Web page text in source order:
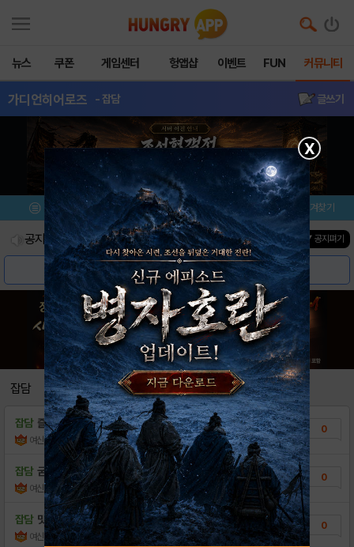
뉴스 쿠폰 게임센터 헝앱샵 이벤트 FUN 커뮤니티
가디언히어로즈 - 잡담 글쓰기
메뉴 이벤트/미션 설치/평가 즐겨찾기
공지사항 진행중인 이벤트0 ▼ 공지펴기
잡담
잡담 즐건 주말 되세용~ㅋ
여신임화영♡ 조회수:20 | 23.01.14
0
잡담 굳모닝 ㅎ
여신임화영♡ 조회수:13 | 23.01.14
0
잡담 맛점하세요 ^^
여신임화영♡ 조회수:16 | 22.07.18
0
X